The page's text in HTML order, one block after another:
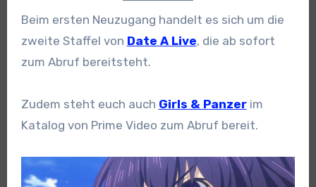
Beim ersten Neuzugang handelt es sich um die
zweite Staffel von Date A Live, die ab sofort
zum Abruf bereitsteht.
Zudem steht euch auch Girls & Panzerim
Katalog von Prime Video zum Abruf bereit.